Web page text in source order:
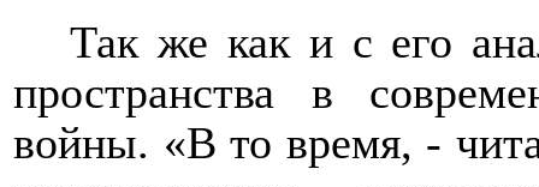
Так же как и с его
пространства в
войны. «В то время, -